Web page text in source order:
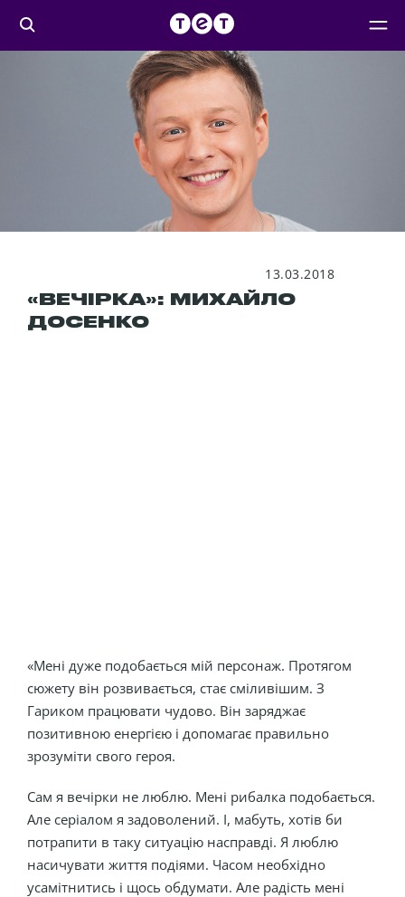
13.03.2018
«ВЕЧІРКА»: МИХАЙЛО
ДОСЕНКО
«Мені дуже подобається мій персонаж. Протягом
сюжету він розвивається, стає сміливішим. З
Гариком працювати чудово. Він заряджає
позитивною енергією і допомагає правильно
зрозуміти свого героя.
Сам я вечірки не люблю. Мені рибалка подобається.
Але серіалом я задоволений. І, мабуть, хотів би
потрапити в таку ситуацію насправді. Я люблю
насичувати життя подіями. Часом необхідно
усамітнитись і щось обдумати. Але радість мені